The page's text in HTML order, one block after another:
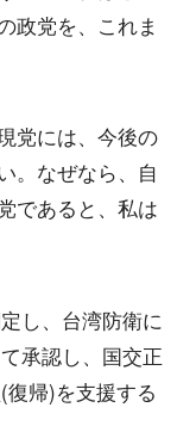
政党を、これま
党には、今後の
。なぜなら、自
であると、私は
し、台湾防衛に
承認し、国交正
帰)を支援する